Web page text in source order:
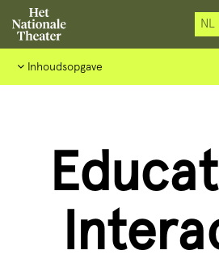
NL
Inhoudsopgave